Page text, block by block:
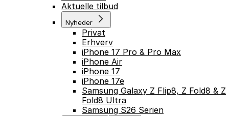
Aktuelle tilbud
Nyheder
Privat
Erhverv
iPhone 17 Pro & Pro Max
iPhone Air
iPhone 17
iPhone 17e
Samsung Galaxy Z Flip8, Z Fold8 & Z
Fold8 Ultra
Samsung S26 Serien